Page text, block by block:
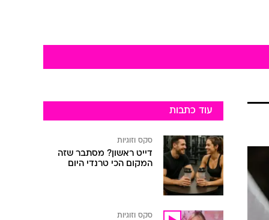
עוד כתבות
סקס וזוגיות
דייט ראשון? מסתבר שזה
המקום הכי טרנדי היום
סקס וזוגיות